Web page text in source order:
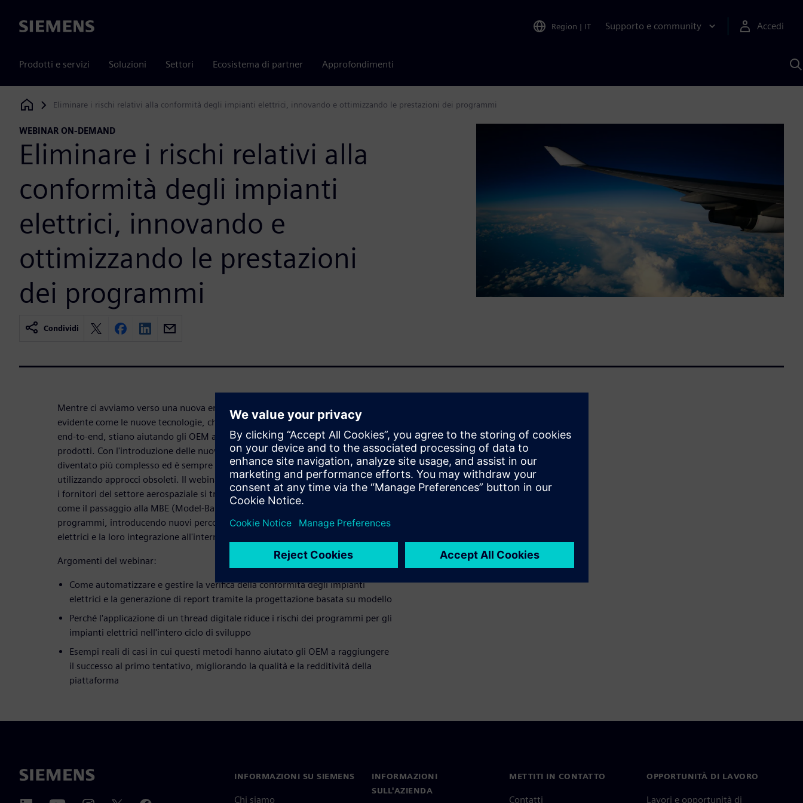
Siemens Region | IT Supporto e community Accedi
Prodotti e servizi Soluzioni Settori Ecosistema di partner Approfondimenti
Siemens Digital Industries Software
Eliminare i rischi relativi alla conformità degli impianti elettrici, innovando e ottimizzando le prestazioni dei programmi
WEBINAR ON-DEMAND
Eliminare i rischi relativi alla
conformità degli impianti
elettrici, innovando e
ottimizzando le prestazioni
dei programmi
Condividi
Mentre ci avviamo verso una nuova era dello sviluppo aerospaziale, è ormai
evidente come le nuove tecnologie, che consentono di creare un thread digitale
end-to-end, stiano aiutando gli OEM a rivoluzionare il ciclo di sviluppo dei
prodotti. Con l'introduzione delle nuove tecnologie elettriche, l'intero sistema è
diventato più complesso ed è sempre più difficile garantire la conformità
utilizzando approcci obsoleti. Il webinar illustra le numerose sfide che gli OEM e
i fornitori del settore aerospaziale si trovano ad affrontare oggi, spiegando
come il passaggio alla MBE (Model-Based Enterprise) riduce i rischi associati ai
programmi, introducendo nuovi percorsi per l'innovazione degli impianti
elettrici e la loro integrazione all'interno della piattaforma.
Argomenti del webinar:
Come automatizzare e gestire la verifica della conformità degli impianti
elettrici e la generazione di report tramite la progettazione basata su modello
Perché l'applicazione di un thread digitale riduce i rischi dei programmi per gli
impianti elettrici nell'intero ciclo di sviluppo
Esempi reali di casi in cui questi metodi hanno aiutato gli OEM a raggiungere
il successo al primo tentativo, migliorando la qualità e la redditività della
piattaforma
INFORMAZIONI SU SIEMENS
Chi siamo
INFORMAZIONI
SULL'AZIENDA
METTITI IN CONTATTO
Contatti
OPPORTUNITÀ DI LAVORO
Lavori e opportunità di